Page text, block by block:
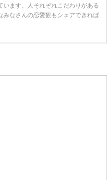
います。人それぞれこだわりがある
みなさんの恋愛観もシェアできれば